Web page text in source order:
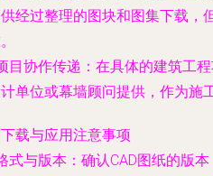
经过整理的图块和图集下载，
目协作传递 ：在具体的建筑工
单位或幕墙顾问提供，作为施
载与应用注意事项
式与版本 ：确认CAD图纸的版